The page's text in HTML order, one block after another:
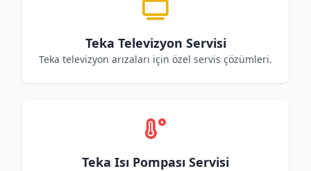
Teka Televizyon Servisi
Teka televizyon arızaları için özel servis çözümleri.
Teka Isı Pompası Servisi